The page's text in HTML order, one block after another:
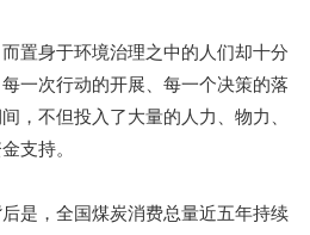
置身于环境治理之中的人们却十分
一次行动的开展、每一个决策的落
，不但投入了大量的人力、物力、
支持。
是，全国煤炭消费总量近五年持续